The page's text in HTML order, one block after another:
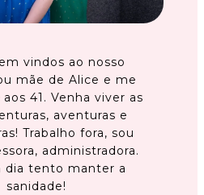
vindos ao nosso
mãe de Alice e me
41. Venha viver as
aventuras e
Trabalho fora, sou
administradora.
dia tento manter a
sanidade!